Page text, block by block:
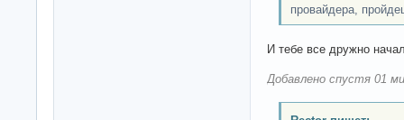
провайдера,
И тебе все дружно
Добавлено спустя 01